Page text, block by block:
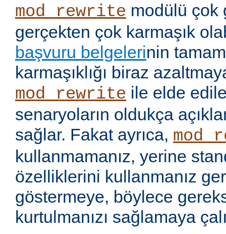
mod_rewrite modülü çok
gerçekten çok karmaşık
başvuru belgelerinin
karmaşıklığı biraz
mod_rewrite ile elde
senaryoların oldukça
sağlar. Fakat ayrıca,
kullanmamanız, yerine
özelliklerini kullanmanız
göstermeye, böylece
kurtulmanızı sağlamaya